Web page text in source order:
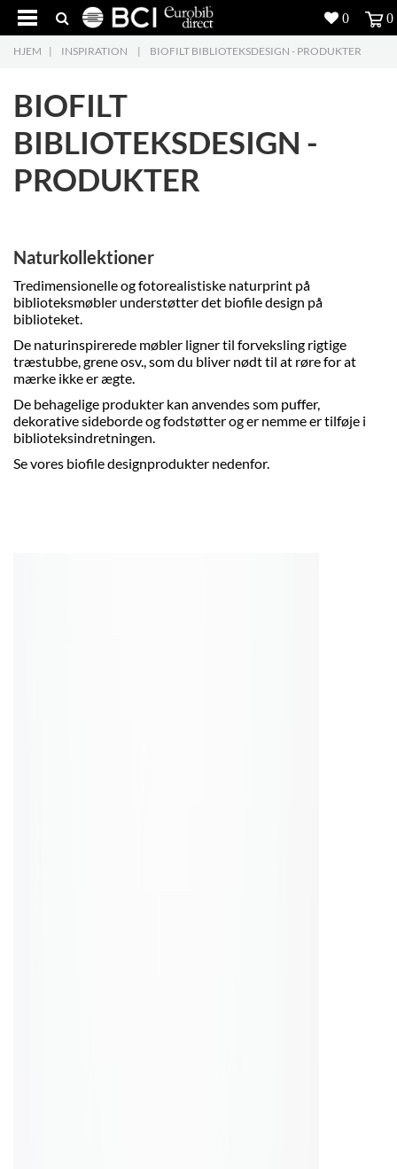
5
Produkter
Projekter
Inspiration
Download
5
Kontakt os
HJEM | INSPIRATION | BIOFILT BIBLIOTEKSDESIGN - PRODUKTER
BIOFILT
BIBLIOTEKSDESIGN -
PRODUKTER
Naturkollektioner
Tredimensionelle og fotorealistiske naturprint på
biblioteksmøbler understøtter det biofile design på
biblioteket.
De naturinspirerede møbler ligner til forveksling rigtige
træstubbe, grene osv., som du bliver nødt til at røre for at
mærke ikke er ægte.
De behagelige produkter kan anvendes som puffer,
dekorative sideborde og fodstøtter og er nemme er tilføje i
biblioteksindretningen.
Se vores biofile designprodukter nedenfor.
0 0